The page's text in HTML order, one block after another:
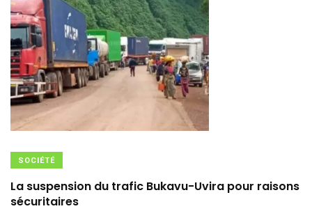
SOCIÉTÉ
La suspension du trafic Bukavu-Uvira pour raisons
sécuritaires